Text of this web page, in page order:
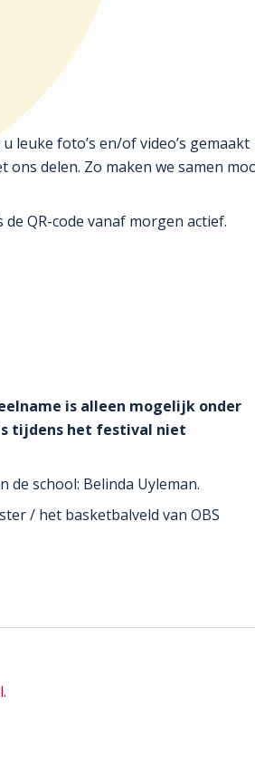
leuke foto’s en/of video’s gemaakt
ons delen. Zo maken we samen
QR-code vanaf morgen actief.
is alleen mogelijk onder
tijdens het festival niet
school: Belinda Uyleman.
/ het basketbalveld van OBS